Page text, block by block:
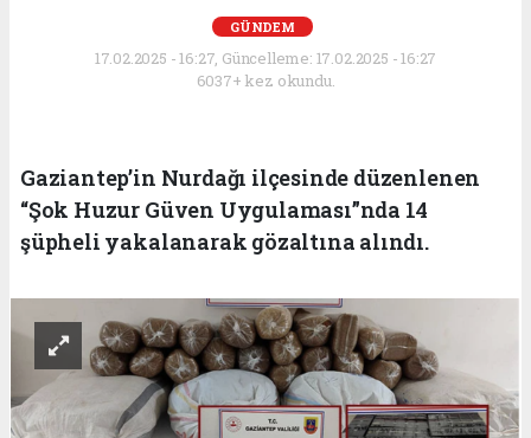
GÜNDEM
17.02.2025 - 16:27, Güncelleme: 17.02.2025 - 16:27
6037+ kez okundu.
Gaziantep’in Nurdağı ilçesinde düzenlenen
“Şok Huzur Güven Uygulaması”nda 14
şüpheli yakalanarak gözaltına alındı.